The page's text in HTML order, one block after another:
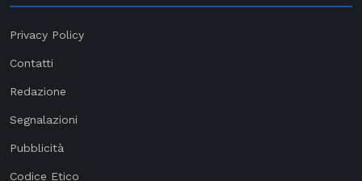
Privacy Policy
Contatti
Redazione
Segnalazioni
Pubblicità
Codice Etico